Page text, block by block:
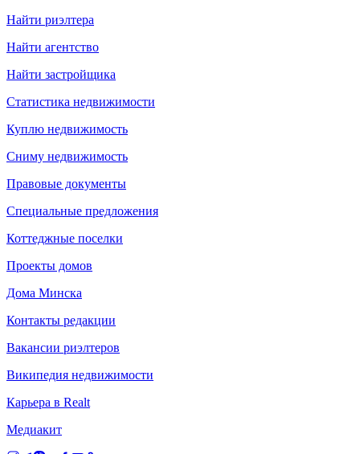
Найти риэлтера
Найти агентство
Найти застройщика
Статистика недвижимости
Куплю недвижимость
Сниму недвижимость
Правовые документы
Специальные предложения
Коттеджные поселки
Проекты домов
Дома Минска
Контакты редакции
Вакансии риэлтеров
Википедия недвижимости
Карьера в Realt
Медиакит